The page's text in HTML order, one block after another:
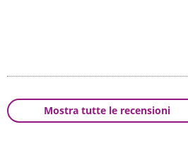
Mostra tutte le recensioni